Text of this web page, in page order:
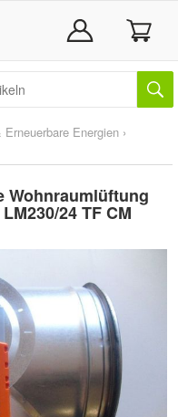
Energien ›
Wohnraumlüftung
24 TF CM